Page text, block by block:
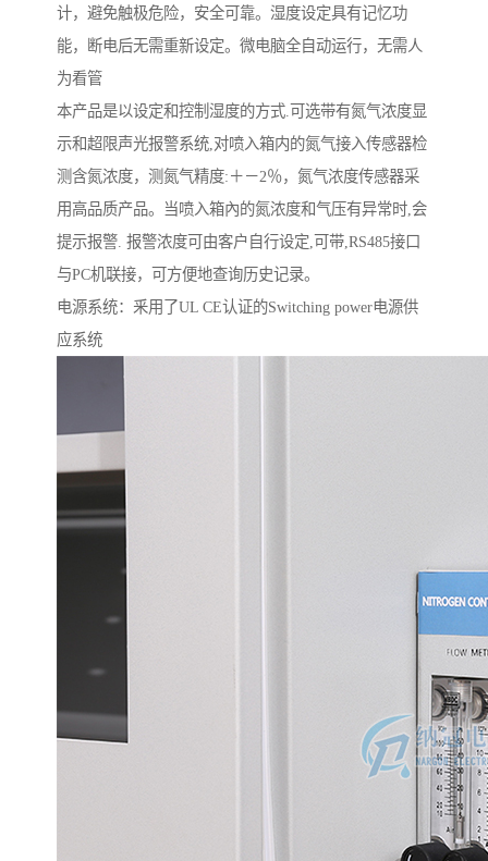
计，避免触极危险，安全可靠。湿度设定具有记忆功
能，断电后无需重新设定。微电脑全自动运行，无需人
为看管
本产品是以设定和控制湿度的方式.可选带有氮气浓度显
示和超限声光报警系统,对喷入箱内的氮气接入传感器检
测含氮浓度，测氮气精度:＋－2％，氮气浓度传感器采
用高品质产品。当喷入箱內的氮浓度和气压有异常时,会
提示报警. 报警浓度可由客户自行设定,可带,RS485接口
与PC机联接，可方便地查询历史记录。
电源系统：釆用了UL CE认证的Switching power电源供
应系统